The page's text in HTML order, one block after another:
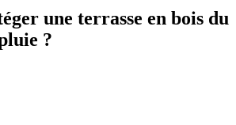
une terrasse en bois du
?